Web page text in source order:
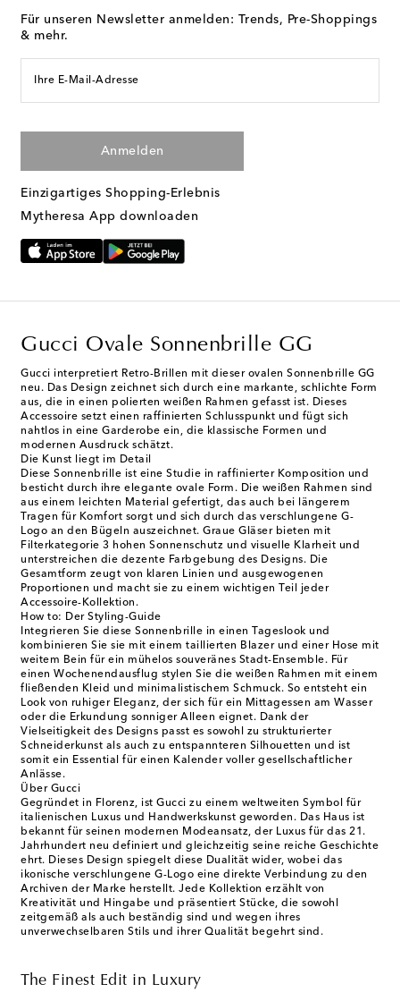
Für unseren Newsletter anmelden: Trends, Pre-Shoppings
& mehr.
Ihre E-Mail-Adresse
Anmelden
Einzigartiges Shopping-Erlebnis
Mytheresa App downloaden
Gucci Ovale Sonnenbrille GG
Gucci interpretiert Retro-Brillen mit dieser ovalen Sonnenbrille GG
neu. Das Design zeichnet sich durch eine markante, schlichte Form
aus, die in einen polierten weißen Rahmen gefasst ist. Dieses
Accessoire setzt einen raffinierten Schlusspunkt und fügt sich
nahtlos in eine Garderobe ein, die klassische Formen und
modernen Ausdruck schätzt.
Die Kunst liegt im Detail
Diese Sonnenbrille ist eine Studie in raffinierter Komposition und
besticht durch ihre elegante ovale Form. Die weißen Rahmen sind
aus einem leichten Material gefertigt, das auch bei längerem
Tragen für Komfort sorgt und sich durch das verschlungene G-
Logo an den Bügeln auszeichnet. Graue Gläser bieten mit
Filterkategorie 3 hohen Sonnenschutz und visuelle Klarheit und
unterstreichen die dezente Farbgebung des Designs. Die
Gesamtform zeugt von klaren Linien und ausgewogenen
Proportionen und macht sie zu einem wichtigen Teil jeder
Accessoire-Kollektion.
How to: Der Styling-Guide
Integrieren Sie diese Sonnenbrille in einen Tageslook und
kombinieren Sie sie mit einem taillierten Blazer und einer Hose mit
weitem Bein für ein mühelos souveränes Stadt-Ensemble. Für
einen Wochenendausflug stylen Sie die weißen Rahmen mit einem
fließenden Kleid und minimalistischem Schmuck. So entsteht ein
Look von ruhiger Eleganz, der sich für ein Mittagessen am Wasser
oder die Erkundung sonniger Alleen eignet. Dank der
Vielseitigkeit des Designs passt es sowohl zu strukturierter
Schneiderkunst als auch zu entspannteren Silhouetten und ist
somit ein Essential für einen Kalender voller gesellschaftlicher
Anlässe.
Über Gucci
Gegründet in Florenz, ist Gucci zu einem weltweiten Symbol für
italienischen Luxus und Handwerkskunst geworden. Das Haus ist
bekannt für seinen modernen Modeansatz, der Luxus für das 21.
Jahrhundert neu definiert und gleichzeitig seine reiche Geschichte
ehrt. Dieses Design spiegelt diese Dualität wider, wobei das
ikonische verschlungene G-Logo eine direkte Verbindung zu den
Archiven der Marke herstellt. Jede Kollektion erzählt von
Kreativität und Hingabe und präsentiert Stücke, die sowohl
zeitgemäß als auch beständig sind und wegen ihres
unverwechselbaren Stils und ihrer Qualität begehrt sind.
The Finest Edit in Luxury